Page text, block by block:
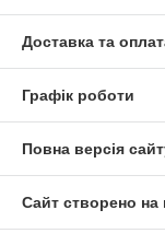
Доставка та
Графік роботи
Повна версія
Сайт створено на